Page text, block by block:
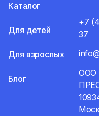
+7
37
ООО
Каталог
Для детей
Для взрослых
Блог